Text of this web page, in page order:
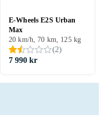
E-Wheels E2S Urban
Max
20 km/h, 70 km, 125 kg
(2)
7 990 kr